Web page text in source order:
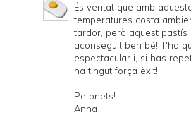
És veritat que amb
temperatures costa
tardor, però aquest pastís
aconseguit ben bé! T'ha
espectacular i, si has
ha tingut força èxit!
Petonets!
Anna